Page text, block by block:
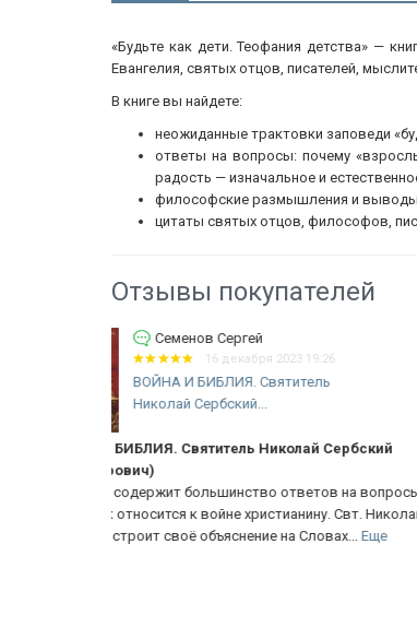
«Будьте как дети. Теофания детства» —
Евангелия, святых отцов, писателей,
В книге вы найдете:
неожиданные трактовки заповеди
ответы на вопросы: почему
радость — изначальное и
философские размышления и
цитаты святых отцов, философов,
Отзывы покупателей
Семенов Сергей
16 декабря 2023 19:24
УЧЕНИЕ О ЦАРСТВЕ БОЖИЕМ
сочинению блаженного...
УЧЕНИЕ О ЦАРСТВЕ БОЖИЕМ по
блаженного Августина...
Книга Амвросия (Полянского) даёт ёмкое
представление о том, что такое Царство
основываясь на словах Христа в